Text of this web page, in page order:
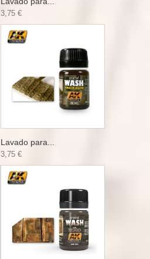
3,75 €
Lavado para...
3,75 €